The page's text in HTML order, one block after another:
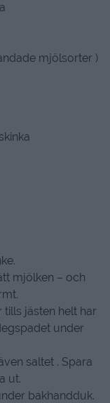
mjölsorter )
mjölken – och
jästen helt har
under
saltet . Spara
ut.
bakhandduk.